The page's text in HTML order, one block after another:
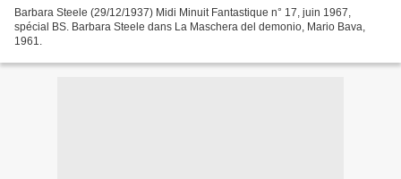
Barbara Steele (29/12/1937) Midi Minuit Fantastique n° 17, juin 1967,
spécial BS. Barbara Steele dans La Maschera del demonio, Mario Bava,
1961.